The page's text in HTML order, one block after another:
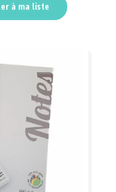
à ma liste